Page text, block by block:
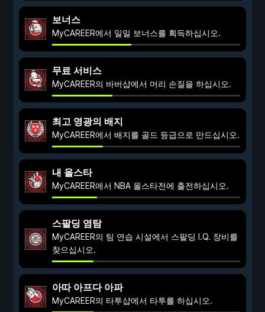
보너스
MyCAREER에서 일일 보너스를 획득하십시오.
무료 서비스
MyCAREER의 바버샵에서 머리 손질을 하십시오.
최고 영광의 배지
MyCAREER에서 배지를 골드 등급으로 만드십시오.
내 올스타
MyCAREER에서 NBA 올스타전에 출전하십시오.
스팔딩 염탐
MyCAREER의 팀 연습 시설에서 스팔딩 I.Q. 장비를
찾으십시오.
아따 아프다 아파
MyCAREER의 타투샵에서 타투를 하십시오.